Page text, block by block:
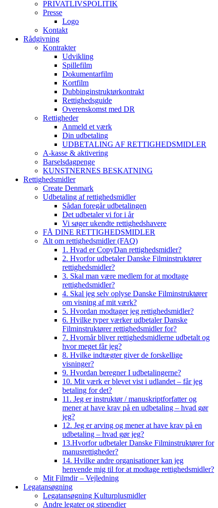
PRIVATLIVSPOLITIK
Presse
Logo
Kontakt
Rådgivning
Kontrakter
Udvikling
Spillefilm
Dokumentarfilm
Kortfilm
Dubbinginstruktørkontrakt
Rettighedsguide
Overenskomst med DR
Rettigheder
Anmeld et værk
Din udbetaling
UDBETALING AF RETTIGHEDSMIDLER
A-kasse & aktivering
Barselsdagpenge
KUNSTNERNES BESKATNING
Rettighedsmidler
Create Denmark
Udbetaling af rettighedsmidler
Sådan foregår udbetalingen
Det udbetaler vi for i år
Vi søger ukendte rettighedshavere
FÅ DINE RETTIGHEDSMIDLER
Alt om rettighedsmidler (FAQ)
1. Hvad er CopyDan rettighedsmidler?
2. Hvorfor udbetaler Danske Filminstruktører
rettighedsmidler?
3. Skal man være medlem for at modtage
rettighedsmidler?
4. Skal jeg selv oplyse Danske Filminstruktører
om visning af mit værk?
5. Hvordan modtager jeg rettighedsmidler?
6. Hvilke typer værker udbetaler Danske
Filminstruktører rettighedsmidler for?
7. Hvornår bliver rettighedsmidlerne udbetalt og
hvor meget får jeg?
8. Hvilke indtægter giver de forskellige
visninger?
9. Hvordan beregner I udbetalingerne?
10. Mit værk er blevet vist i udlandet – får jeg
betaling for det?
11. Jeg er instruktør / manuskriptforfatter og
mener at have krav på en udbetaling – hvad gør
jeg?
12. Jeg er arving og mener at have krav på en
udbetaling – hvad gør jeg?
13.Hvorfor udbetaler Danske Filminstruktører for
manusrettigheder?
14. Hvilke andre organisationer kan jeg
henvende mig til for at modtage rettighedsmidler?
Mit Filmdir – Vejledning
Legatansøgning
Legatansøgning Kulturplusmidler
Andre legater og stipendier